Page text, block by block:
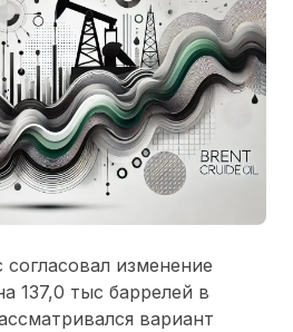
согласовал изменение
137,0 тыс баррелей в
вариант